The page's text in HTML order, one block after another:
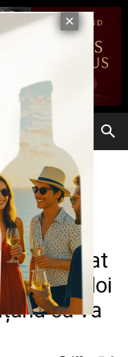
lider al
înregistrat
doi
că va